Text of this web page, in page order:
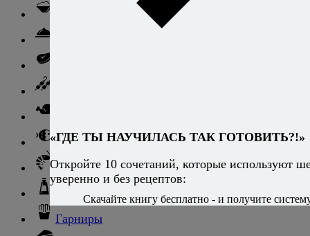
Рыба
Морепродукты
Соусы и блюда с ними
Гарниры
«ГДЕ ТЫ НАУЧИЛАСЬ ТАК ГОТОВИТЬ?!»
Откройте 10 сочетаний, которые используют
уверенно и без рецептов:
Скачайте книгу бесплатно - и получите